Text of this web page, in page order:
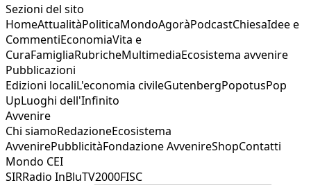
Sezioni del sito
HomeAttualitàPoliticaMondoAgoràPodcastChiesaIdee e
CommentiEconomiaVita e
CuraFamigliaRubricheMultimediaEcosistema avvenire
Pubblicazioni
Edizioni localiL'economia civileGutenbergPopotusPop
UpLuoghi dell'Infinito
Avvenire
Chi siamoRedazioneEcosistema
AvvenirePubblicitàFondazione AvvenireShopContatti
Mondo CEI
SIRRadio InBluTV2000FISC